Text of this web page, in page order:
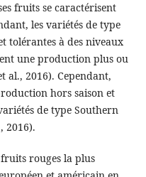
fruits se caractérisent
les variétés de type
tolérantes à des niveaux
une production plus ou
al., 2016). Cependant,
hors saison et
de type Southern
2016).
rouges la plus